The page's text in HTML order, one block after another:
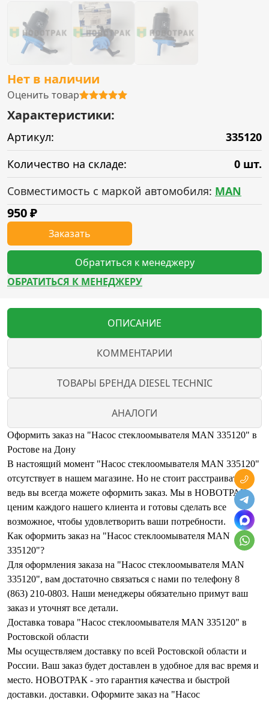
Нет в наличии
Оценить товар
Характеристики:
Артикул:
335120
Количество на складе:
0 шт.
Совместимость с маркой автомобиля: MAN
950₽
Заказать
Обратиться к менеджеру
ОБРАТИТЬСЯ К МЕНЕДЖЕРУ
ОПИСАНИЕ
КОММЕНТАРИИ
ТОВАРЫ БРЕНДА DIESEL TECHNIC
АНАЛОГИ
Оформить заказ на "Насос стеклоомывателя MAN 335120" в
Ростове на Дону
В настоящий момент "Насос стеклоомывателя MAN 335120"
отсутствует в нашем магазине. Но не стоит расстраиваться,
ведь вы всегда можете оформить заказ. Мы в НОВОТРАК
ценим каждого нашего клиента и готовы сделать все
возможное, чтобы удовлетворить ваши потребности.
Как оформить заказ на "Насос стеклоомывателя MAN
335120"?
Для оформления заказа на "Насос стеклоомывателя MAN
335120", вам достаточно связаться с нами по телефону 8
(863) 210-0803. Наши менеджеры обязательно примут ваш
заказ и уточнят все детали.
Доставка товара "Насос стеклоомывателя MAN 335120" в
Ростовской области
Мы осуществляем доставку по всей Ростовской области и
России. Ваш заказ будет доставлен в удобное для вас время и
место. НОВОТРАК - это гарантия качества и быстрой
доставки. доставки. Оформите заказ на "Насос